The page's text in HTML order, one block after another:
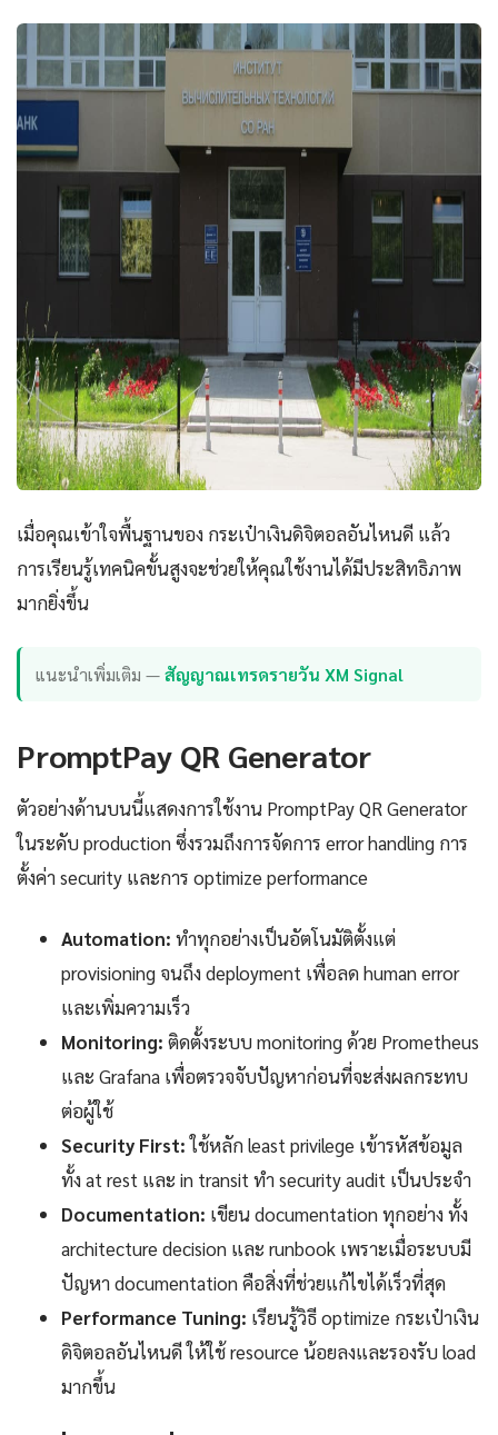
เมื่อคุณเข้าใจพื้นฐานของ กระเป๋าเงินดิจิตอลอันไหนดี แล้ว
การเรียนรู้เทคนิคขั้นสูงจะช่วยให้คุณใช้งานได้มีประสิทธิภาพ
มากยิ่งขึ้น
แนะนำเพิ่มเติม —สัญญาณเทรดรายวัน XM Signal
PromptPay QR Generator
ตัวอย่างด้านบนนี้แสดงการใช้งาน PromptPay QR Generator
ในระดับ production ซึ่งรวมถึงการจัดการ error handling การ
ตั้งค่า security และการ optimize performance
Automation: ทำทุกอย่างเป็นอัตโนมัติตั้งแต่
provisioning จนถึง deployment เพื่อลด human error
และเพิ่มความเร็ว
Monitoring: ติดตั้งระบบ monitoring ด้วย Prometheus
และ Grafana เพื่อตรวจจับปัญหาก่อนที่จะส่งผลกระทบ
ต่อผู้ใช้
Security First:ใช้หลัก least privilege เข้ารหัสข้อมูล
ทั้ง at rest และ in transit ทำ security audit เป็นประจำ
Documentation: เขียน documentation ทุกอย่าง ทั้ง
architecture decision และ runbook เพราะเมื่อระบบมี
ปัญหา documentation คือสิ่งที่ช่วยแก้ไขได้เร็วที่สุด
Performance Tuning: เรียนรู้วิธี optimize กระเป๋าเงิน
ดิจิตอลอันไหนดี ให้ใช้ resource น้อยลงและรองรับ load
มากขึ้น